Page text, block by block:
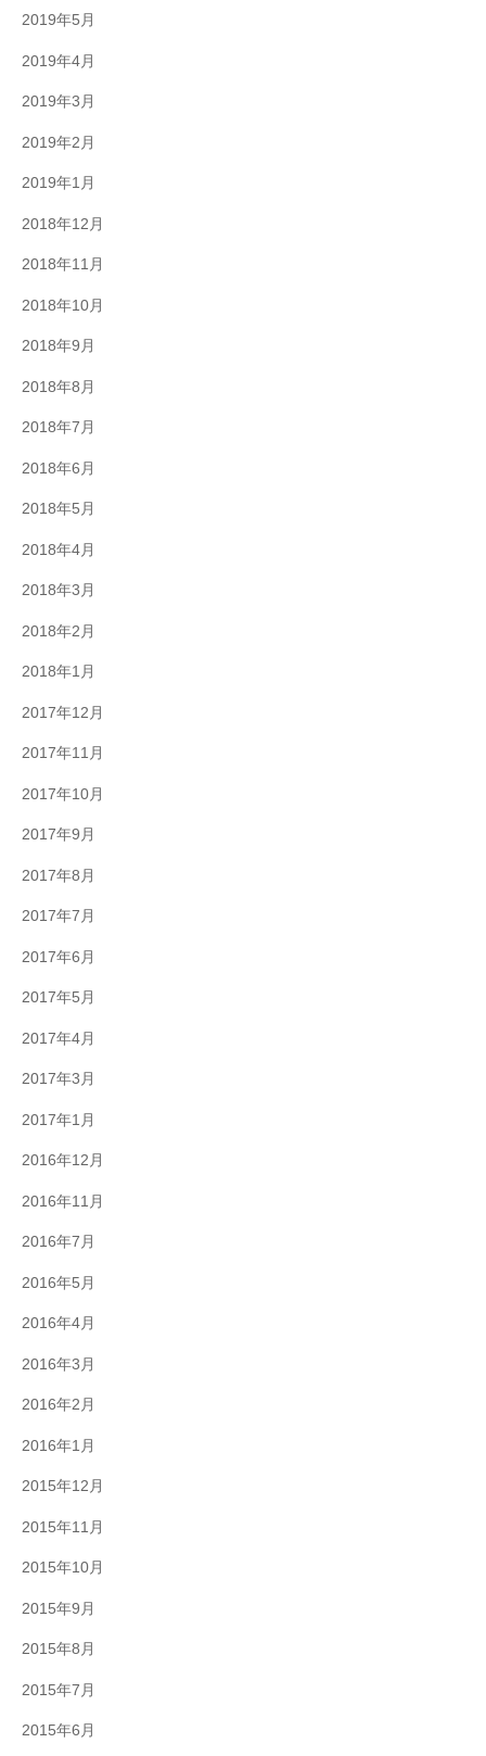
2019年5月
2019年4月
2019年3月
2019年2月
2019年1月
2018年12月
2018年11月
2018年10月
2018年9月
2018年8月
2018年7月
2018年6月
2018年5月
2018年4月
2018年3月
2018年2月
2018年1月
2017年12月
2017年11月
2017年10月
2017年9月
2017年8月
2017年7月
2017年6月
2017年5月
2017年4月
2017年3月
2017年1月
2016年12月
2016年11月
2016年7月
2016年5月
2016年4月
2016年3月
2016年2月
2016年1月
2015年12月
2015年11月
2015年10月
2015年9月
2015年8月
2015年7月
2015年6月